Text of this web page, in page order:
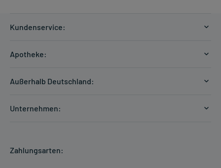
Kundenservice:
Zahlungsarten
Hilfe
Newsletter
Apotheke:
Hausapotheken-Check
Außerhalb Deutschland:
Unternehmen:
Zahlungsarten: